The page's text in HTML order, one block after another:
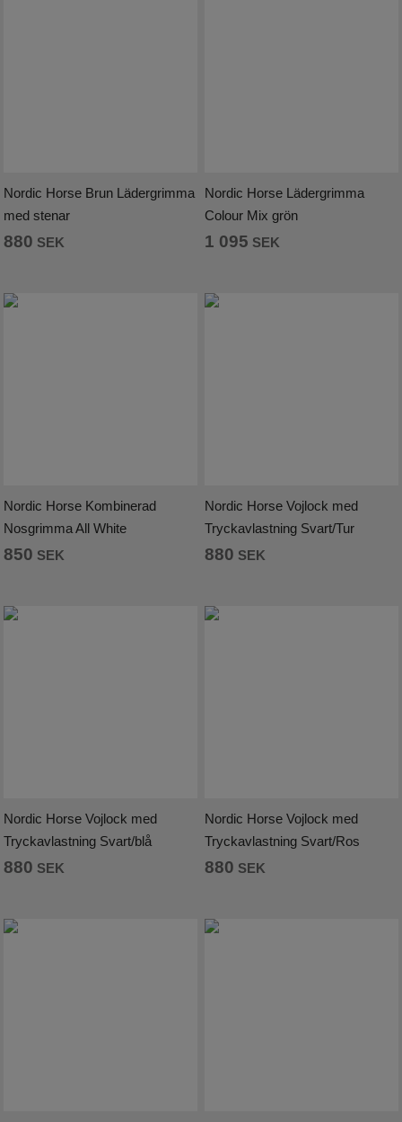
Nordic Horse Brun Lädergrimma
med stenar
880 SEK
Nordic Horse Lädergrimma
Colour Mix grön
1 095 SEK
Nordic Horse Kombinerad
Nosgrimma All White
850 SEK
Nordic Horse Vojlock med
Tryckavlastning Svart/Tur
880 SEK
Nordic Horse Vojlock med
Tryckavlastning Svart/blå
880 SEK
Nordic Horse Vojlock med
Tryckavlastning Svart/Ros
880 SEK